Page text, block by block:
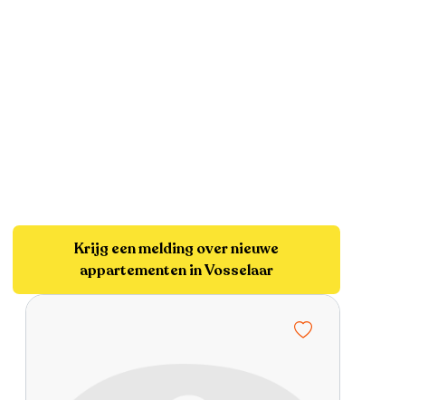
Krijg een melding over nieuwe
appartementen in Vosselaar